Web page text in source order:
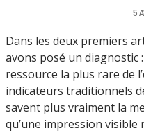
5
Dans les deux premiers
avons posé un diagnostic
ressource la plus rare de
indicateurs traditionnels
savent plus vraiment la
qu’une impression visible